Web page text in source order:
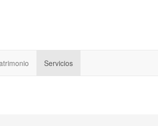
Servicios